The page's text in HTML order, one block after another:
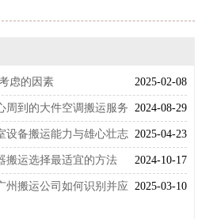
2025-02-08
虑的因素
2024-08-29
周到的大件空调搬运服务
2025-04-23
设备搬运能力与雄心壮志
2024-10-17
搬运选择最适宜的方法
2025-03-10
州搬运公司如何识别并应